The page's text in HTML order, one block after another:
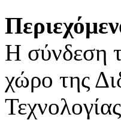
Η σύνδεση
χώρο της